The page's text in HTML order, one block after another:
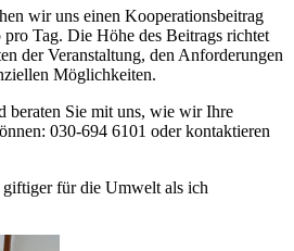
wir uns einen Kooperationsbeitrag
Tag. Die Höhe des Beitrags richtet
der Veranstaltung, den Anforderungen
Möglichkeiten.
beraten Sie mit uns, wie wir Ihre
030-694 6101 oder kontaktieren
für die Umwelt als ich